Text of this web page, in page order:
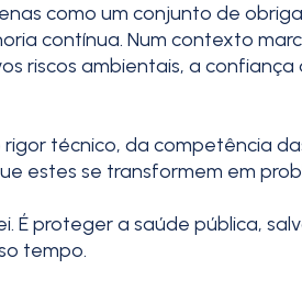
como um conjunto de
contínua. Num contexto
riscos ambientais, a
técnico, da competência
estes se transformem em
É proteger a saúde pública,
tempo.